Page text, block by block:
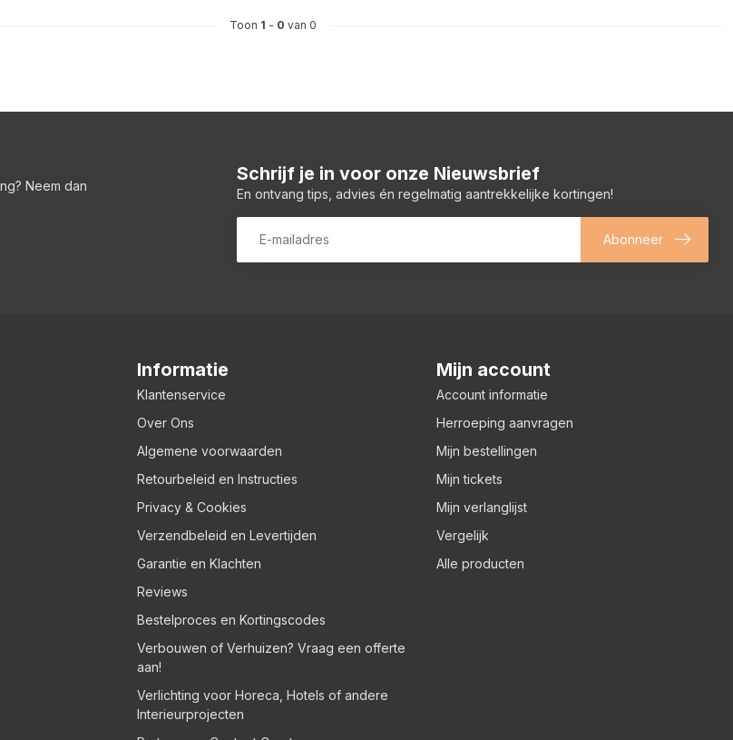
Toon 1 - 0 van 0
Neem dan
Schrijf je in voor onze Nieuwsbrief
En ontvang tips, advies én regelmatig aantrekkelijke kortingen!
Abonneer
Informatie
Klantenservice
Over Ons
Algemene voorwaarden
Retourbeleid en Instructies
Privacy & Cookies
Verzendbeleid en Levertijden
Garantie en Klachten
Reviews
Bestelproces en Kortingscodes
Verbouwen of Verhuizen? Vraag een offerte
aan!
Verlichting voor Horeca, Hotels of andere
Interieurprojecten
Mijn account
Account informatie
Herroeping aanvragen
Mijn bestellingen
Mijn tickets
Mijn verlanglijst
Vergelijk
Alle producten